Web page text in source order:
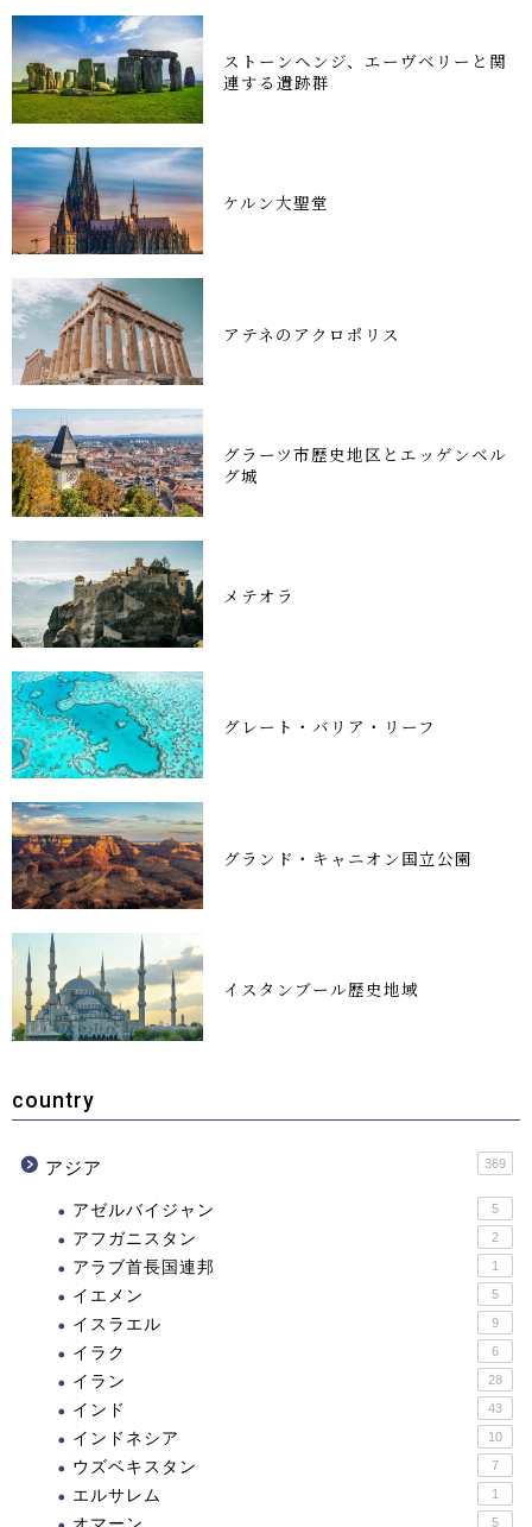
ストーンヘンジ、エーヴベリーと関
連する遺跡群
ケルン大聖堂
アテネのアクロポリス
グラーツ市歴史地区とエッゲンベル
グ城
メテオラ
グレート・バリア・リーフ
グランド・キャニオン国立公園
イスタンブール歴史地域
country
アジア 369
アゼルバイジャン 5
アフガニスタン 2
アラブ首長国連邦 1
イエメン 5
イスラエル 9
イラク 6
イラン 28
インド 43
インドネシア 10
ウズベキスタン 7
エルサレム 1
5